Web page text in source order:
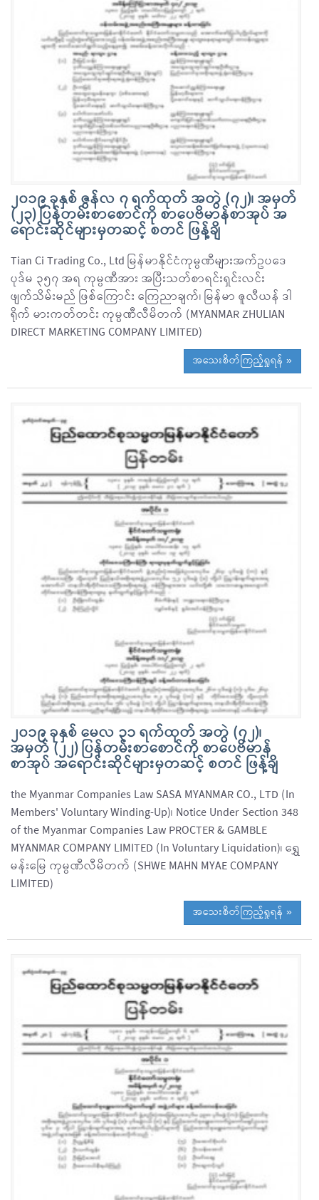
၂၀၁၉ ခုနှစ် ဇွန်လ ၇ ရက်ထုတ် အတွဲ (၇၂)၊ အမှတ်
(၂၃) ပြန်တမ်းစာစောင်ကို စာပေဗိမာန်စာအုပ် အ
ရောင်းဆိုင်များမှတဆင့် စတင် ဖြန့်ချိ
Tian Ci Trading Co., Ltd မြန်မာနိုင်ငံကုမ္ပဏီများအက်ဥပဒေ
ပုဒ်မ ၃၅၇ အရ ကုမ္ပဏီအား အပြီးသတ်စာရင်းရှင်းလင်း
ဖျက်သိမ်းမည် ဖြစ်ကြောင်း ကြေညာချက်၊ မြန်မာ ဇူလီယန် ဒါ
ရိုက် မားကတ်တင်း ကုမ္ပဏီလီမိတက် (MYANMAR ZHULIAN
DIRECT MARKETING COMPANY LIMITED)
အသေးစိတ်ကြည့်ရှုရန် »
၂၀၁၉ ခုနှစ် မေလ ၃၁ ရက်ထုတ် အတွဲ (၇၂)၊
အမှတ် (၂၂) ပြန်တမ်းစာစောင်ကို စာပေဗိမာန်
စာအုပ် အရောင်းဆိုင်များမှတဆင့် စတင် ဖြန့်ချိ
the Myanmar Companies Law SASA MYANMAR CO., LTD (In
Members' Voluntary Winding-Up)၊ Notice Under Section 348
of the Myanmar Companies Law PROCTER & GAMBLE
MYANMAR COMPANY LIMITED (In Voluntary Liquidation)၊ ရွှေ
မန်းမြေ ကုမ္ပဏီလီမိတက် (SHWE MAHN MYAE COMPANY
LIMITED)
အသေးစိတ်ကြည့်ရှုရန် »